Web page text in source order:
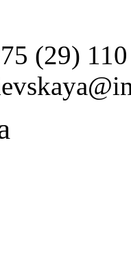
(29)